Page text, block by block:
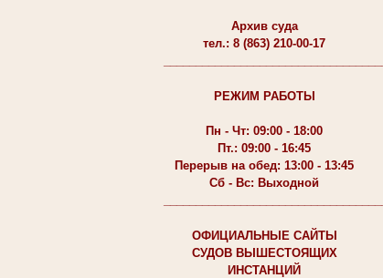
Архив суда
тел.: 8 (863) 210-00-17
РЕЖИМ РАБОТЫ
Пн - Чт: 09:00 - 18:00
Пт.: 09:00 - 16:45
Перерыв на обед: 13:00 - 13:45
Сб - Вс: Выходной
ОФИЦИАЛЬНЫЕ САЙТЫ
СУДОВ ВЫШЕСТОЯЩИХ
ИНСТАНЦИЙ